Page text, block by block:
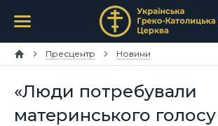
Пресцентр Новини
«Люди потребували
материнського голосу